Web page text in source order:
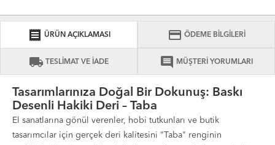
receipt ÜRÜN AÇIKLAMASI credit_card ÖDEME BİLGİLERİ
local_shipping TESLİMAT VE İADE comment MÜŞTERİ YORUMLARI
Tasarımlarınıza Doğal Bir Dokunuş: Baskı
Desenli Hakiki Deri – Taba
El sanatlarına gönül verenler, hobi tutkunları ve butik
tasarımcılar için gerçek deri kalitesini "Taba" renginin